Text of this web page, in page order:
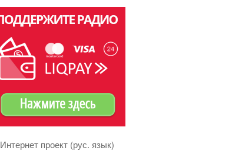
Интернет проект (рус. язык)